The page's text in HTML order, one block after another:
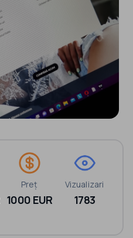
Preț
1000 EUR
Vizualizari
1783